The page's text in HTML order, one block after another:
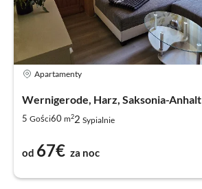
Apartamenty
Wernigerode, Harz, Saksonia-Anhalt
5 Gości60 m22 Sypialnie
od 67€ za noc